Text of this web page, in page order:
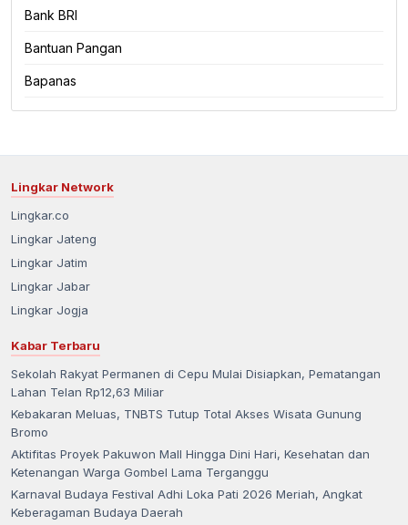
Bank BRI
Bantuan Pangan
Bapanas
Lingkar Network
Lingkar.co
Lingkar Jateng
Lingkar Jatim
Lingkar Jabar
Lingkar Jogja
Kabar Terbaru
Sekolah Rakyat Permanen di Cepu Mulai Disiapkan, Pematangan
Lahan Telan Rp12,63 Miliar
Kebakaran Meluas, TNBTS Tutup Total Akses Wisata Gunung
Bromo
Aktifitas Proyek Pakuwon Mall Hingga Dini Hari, Kesehatan dan
Ketenangan Warga Gombel Lama Terganggu
Karnaval Budaya Festival Adhi Loka Pati 2026 Meriah, Angkat
Keberagaman Budaya Daerah